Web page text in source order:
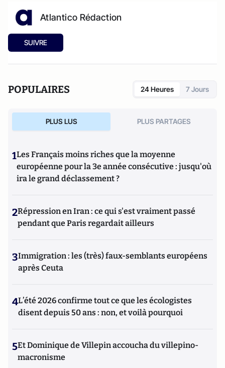
Atlantico Rédaction
SUIVRE
POPULAIRES 24 Heures 7 Jours
PLUS LUS PLUS PARTAGES
1Les Français moins riches que la moyenne
européenne pour la 3e année consécutive : jusqu'où
ira le grand déclassement ?
2Répression en Iran : ce qui s'est vraiment passé
pendant que Paris regardait ailleurs
3Immigration : les (très) faux-semblants européens
après Ceuta
4L’été 2026 confirme tout ce que les écologistes
disent depuis 50 ans : non, et voilà pourquoi
5Et Dominique de Villepin accoucha du villepino-
macronisme